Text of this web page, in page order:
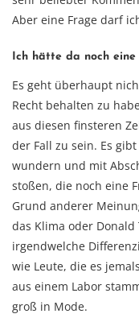
Aber eine Frage darf
Ich hätte da noch eine
Es geht überhaupt
Recht behalten zu
aus diesen finsteren
der Fall zu sein. Es
wundern und mit
stoßen, die noch eine
Grund anderer
das Klima oder
irgendwelche
wie Leute, die es
aus einem Labor
groß in Mode.